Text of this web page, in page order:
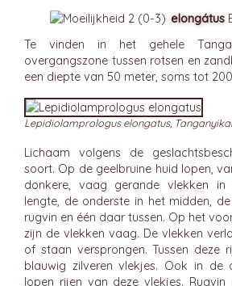
elongátus
Te vinden in het gehele
overgangszone tussen rotsen en
een diepte van 50 meter, soms tot
Lepidiolamprologus elongatus,
Lichaam volgens de
soort. Op de geelbruine huid lopen,
donkere, vaag gerande vlekken
lengte, de onderste in het midden,
rugvin en één daar tussen. Op het
zijn de vlekken vaag. De vlekken
of staan versprongen. Tussen deze
blauwig zilveren vlekjes. Ook in de
lopen rijen van deze vlekjes.